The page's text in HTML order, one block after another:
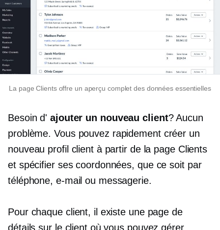
La page Clients offre un aperçu complet des données essentielles
Besoin d' ajouter un nouveau client? Aucun
problème. Vous pouvez rapidement créer un
nouveau profil client à partir de la page Clients
et spécifier ses coordonnées, que ce soit par
téléphone, e-mail ou messagerie.
Pour chaque client, il existe une page de
détails sur le client où vous pouvez gérer